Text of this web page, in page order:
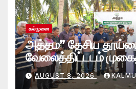
கல்முனை
அத்தம” தேசிய
வேலைத்திட்டடம்
பெரிய பள்ளிவாசல்
வளாகத்தில்; களத்தில்
AUGUST 8, 2026